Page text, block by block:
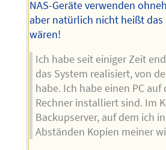
NAS-Geräte verwenden
aber natürlich nicht heißt
wären!
Ich habe seit einiger Zeit
das System realisiert, von
habe. Ich habe einen PC
Rechner installiert sind. Im
Backupserver, auf dem ich
Abständen Kopien meiner